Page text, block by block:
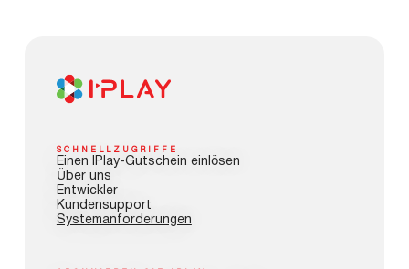
SCHNELLZUGRIFFE
Einen IPlay-Gutschein einlösen
Über uns
Entwickler
Kundensupport
Systemanforderungen